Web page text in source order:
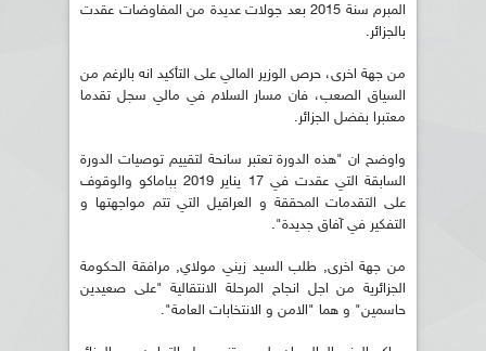
المبرم سنة 2015 بعد جولات عديدة من المفاوضات عقدت
بالجزائر.
من جهة اخرى، حرص الوزير المالي على التأكيد انه بالرغم من
السياق الصعب، فان مسار السلام في مالي سجل تقدما
معتبرا بفضل الجزائر.
واوضح ان "هذه الدورة تعتبر سانحة لتقييم توصيات الدورة
السابقة التي عقدت في 17 يناير 2019 بباماكو والوقوف
على التقدمات المحققة و العراقيل التي تتم مواجهتها و
التفكير في آفاق جديدة".
من جهة اخرى, طلب السيد زيني مولاي, مرافقة الحكومة
الجزائرية من اجل انجاح المرحلة الانتقالية "على صعيدين
حاسمين" و هما "الامن و الانتخابات العامة".